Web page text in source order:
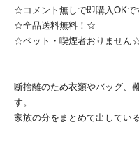
【発送について】
お安く提供するため、衣類は
丁寧に防水対策して発送いた
#こざストア
☆コメント無しで即購入OK
☆全品送料無料！☆
☆ペット・喫煙者おりません
断捨離のため衣類やバッグ、
す。
家族の分をまとめて出してい